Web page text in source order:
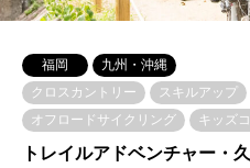
福岡
九州・沖縄
クロスカントリー
スキルアップ
オフロードサイクリング
キッズ
トレイルアドベンチャー・